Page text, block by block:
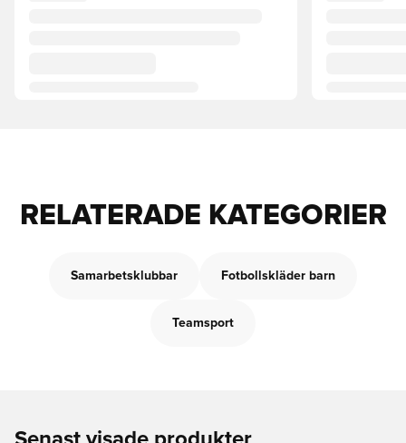
RELATERADE KATEGORIER
Samarbetsklubbar Fotbollskläder barn
Teamsport